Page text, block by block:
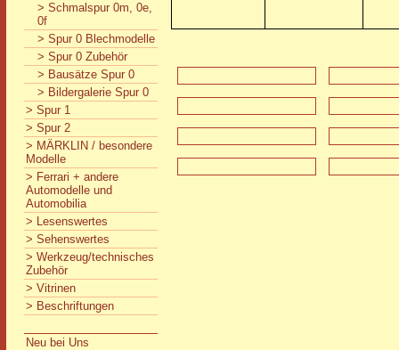
> Schmalspur 0m, 0e,
0f
> Spur 0 Blechmodelle
> Spur 0 Zubehör
> Bausätze Spur 0
> Bildergalerie Spur 0
> Spur 1
> Spur 2
> MÄRKLIN / besondere
Modelle
> Ferrari + andere
Automodelle und
Automobilia
> Lesenswertes
> Sehenswertes
> Werkzeug/technisches
Zubehör
> Vitrinen
> Beschriftungen
Neu bei Uns